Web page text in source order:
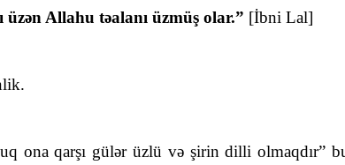
üzən Allahu təalanı üzmüş olar.” [İbni Lal]
ona qarşı gülər üzlü və şirin dilli